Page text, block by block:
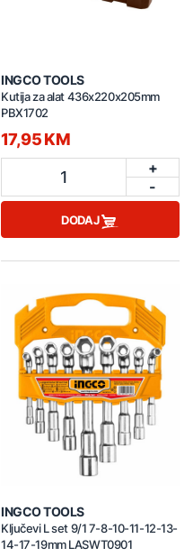
INGCO TOOLS
Kutija za alat 436x220x205mm
PBX1702
17,95 KM
1
+
-
DODAJ
INGCO TOOLS
Ključevi L set 9/1 7-8-10-11-12-13-
14-17-19mm LASWT0901